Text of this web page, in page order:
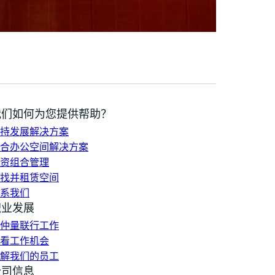
如何为您提供帮助？
发展解决方案
办公空间解决方案
组合管理
并租赁空间
我们
发展
量联行工作
工作机会
我们的员工
信息